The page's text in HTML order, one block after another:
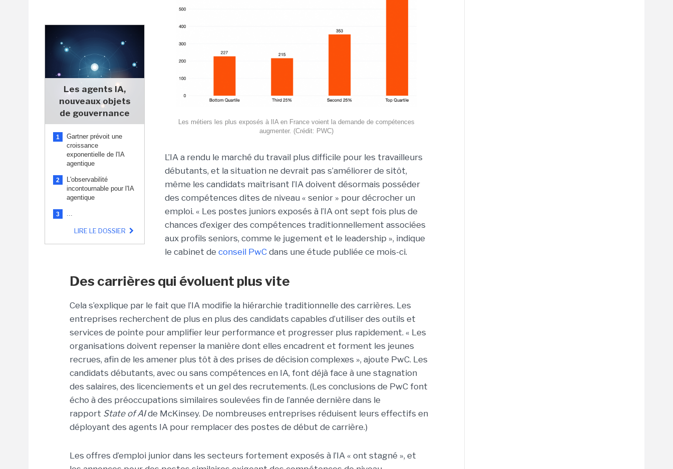
Les agents IA,
nouveaux objets
de gouvernance
1
Gartner prévoit une
croissance
exponentielle de l'IA
agentique
2
L'observabilité
incontournable pour l'IA
agentique
3 ...
LIRE LE DOSSIER
Les métiers les plus exposés à lIA en France voient la demande de compétences
augmenter. (Crédit: PWC)
L’IA a rendu le marché du travail plus difficile pour les travailleurs
débutants, et la situation ne devrait pas s’améliorer de sitôt,
même les candidats maîtrisant l’IA doivent désormais posséder
des compétences dites de niveau « senior » pour décrocher un
emploi. « Les postes juniors exposés à l’IA ont sept fois plus de
chances d’exiger des compétences traditionnellement associées
aux profils seniors, comme le jugement et le leadership », indique
le cabinet de conseil PwC dans une étude publiée ce mois-ci.
Des carrières qui évoluent plus vite
Cela s’explique par le fait que l’IA modifie la hiérarchie traditionnelle des carrières. Les
entreprises recherchent de plus en plus des candidats capables d’utiliser des outils et
services de pointe pour amplifier leur performance et progresser plus rapidement. « Les
organisations doivent repenser la manière dont elles encadrent et forment les jeunes
recrues, afin de les amener plus tôt à des prises de décision complexes », ajoute PwC. Les
candidats débutants, avec ou sans compétences en IA, font déjà face à une stagnation
des salaires, des licenciements et un gel des recrutements. (Les conclusions de PwC font
écho à des préoccupations similaires soulevées fin de l’année dernière dans le
rapport State of AIde McKinsey. De nombreuses entreprises réduisent leurs effectifs en
déployant des agents IA pour remplacer des postes de début de carrière.)
Les offres d’emploi junior dans les secteurs fortement exposés à l’IA « ont stagné », et